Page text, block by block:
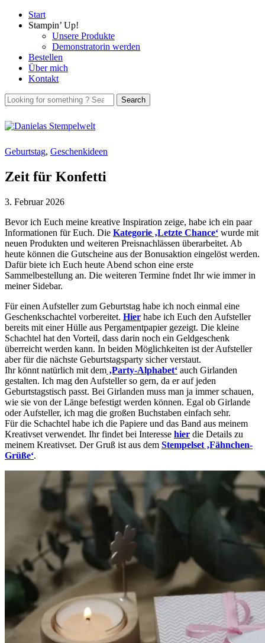
Start
Stampin’ Up!
Unsere Produkte
Demonstratorin werden
Bestellen
Über mich
Kontakt
Geburtstag, Geschenkideen
Zeit für Konfetti
3. Februar 2026
Bevor ich Euch meine kreative Inspiration zeige, habe ich ein paar
Informationen für Euch. Die Kategorie ‚Letzte Chance‘ wurde mit
neuen Produkten und weiteren Preisnachlässen überarbeitet. Ab
heute können die Gutscheine aus der Bonusaktion eingelöst werden.
Dafür biete ich Euch heute Abend schon eine erste
Sammelbestellung an. Die weiteren Termine fndet Ihr wie immer in
meiner Sidebar.
Für einen Aufsteller zum Geburtstag habe ich noch einmal eine
Geschenkschachtel vorbereitet. Hier habe ich Euch den Aufsteller
bereits mit einer Hülle aus Pergamentpapier gezeigt. Die kleine
Schachtel hat den Vorteil, dass darin noch ein Geldgeschenk
überreicht werden kann. In beiden Möglichkeiten ist der Aufsteller
aber für die nächste Geburtstagsparty sicher verstaut.
Ihr könnt natürlich mit dem ‚Party-Alphabet‘ auch Girlanden
gestalten. Ich mag den Aufsteller so gern, da er auf jeden
Geburtstagstisch passt. Bei Girlanden muss man ja immer schauen,
wie sie von der Länge befestigt werden können. Egal ob Girlande
oder Aufsteller, ich mag die großen Buchstaben einfach sehr.
Für die Schachtel habe ich die Papiere und das Band aus meinem
Kreativset verwendet. Ihr findet bei Interesse hier die Details zu
meinem Kreativset. Der Gruß ist aus dem Stempelset ‚Fähnchen-
Grüße‘.